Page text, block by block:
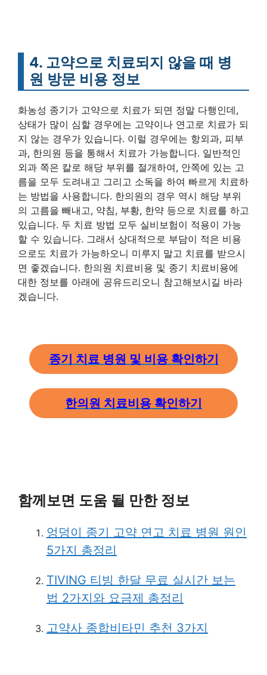
4. 고약으로 치료되지 않을 때 병
원 방문 비용 정보
화농성 종기가 고약으로 치료가 되면 정말 다행인데,
상태가 많이 심할 경우에는 고약이나 연고로 치료가 되
지 않는 경우가 있습니다. 이럴 경우에는 항외과, 피부
과, 한의원 등을 통해서 치료가 가능합니다. 일반적인
외과 쪽은 칼로 해당 부위를 절개하여, 안쪽에 있는 고
름을 모두 도려내고 그리고 소독을 하여 빠르게 치료하
는 방법을 사용합니다. 한의원의 경우 역시 해당 부위
의 고름을 빼내고, 약침, 부황, 한약 등으로 치료를 하고
있습니다. 두 치료 방법 모두 실비보험이 적용이 가능
할 수 있습니다. 그래서 상대적으로 부담이 적은 비용
으로도 치료가 가능하오니 미루지 말고 치료를 받으시
면 좋겠습니다. 한의원 치료비용 및 종기 치료비용에
대한 정보를 아래에 공유드리오니 참고해보시길 바라
겠습니다.
종기 치료 병원 및 비용 확인하기
한의원 치료비용 확인하기
함께보면 도움 될 만한 정보
엉덩이 종기 고약 연고 치료 병원 원인
5가지 총정리
TIVING 티빙 한달 무료 실시간 보는
법 2가지와 요금제 총정리
고약사 종합비타민 추천 3가지